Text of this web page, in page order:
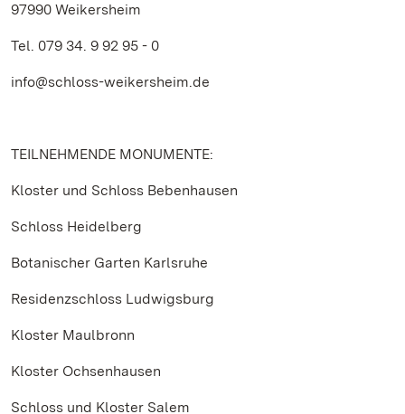
97990 Weikersheim
Tel. 079 34. 9 92 95 - 0
info@schloss-weikersheim.de
TEILNEHMENDE MONUMENTE:
Kloster und Schloss Bebenhausen
Schloss Heidelberg
Botanischer Garten Karlsruhe
Residenzschloss Ludwigsburg
Kloster Maulbronn
Kloster Ochsenhausen
Schloss und Kloster Salem